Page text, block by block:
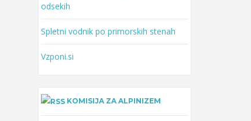
odsekih
Spletni vodnik po primorskih stenah
Vzponi.si
KOMISIJA ZA ALPINIZEM